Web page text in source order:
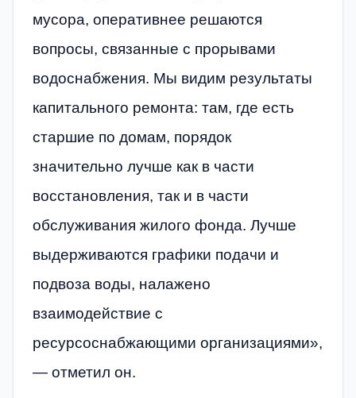
мусора, оперативнее решаются
вопросы, связанные с прорывами
водоснабжения. Мы видим результаты
капитального ремонта: там, где есть
старшие по домам, порядок
значительно лучше как в части
восстановления, так и в части
обслуживания жилого фонда. Лучше
выдерживаются графики подачи и
подвоза воды, налажено
взаимодействие с
ресурсоснабжающими организациями»,
— отметил он.